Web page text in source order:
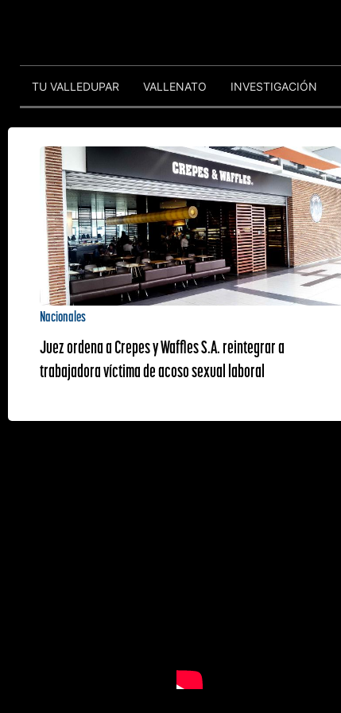
TU VALLEDUPAR VALLENATO INVESTIGACIÓN
Nacionales
Juez ordena a Crepes y Waffles S.A. reintegrar a
trabajadora víctima de acoso sexual laboral